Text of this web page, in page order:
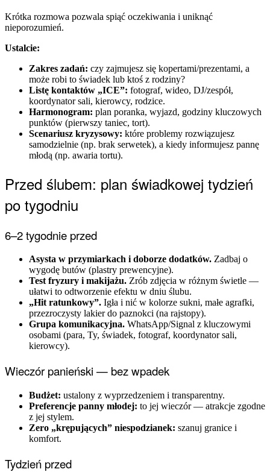
Krótka rozmowa pozwala spiąć oczekiwania i uniknąć
nieporozumień.
Ustalcie:
Zakres zadań: czy zajmujesz się kopertami/prezentami, a
może robi to świadek lub ktoś z rodziny?
Listę kontaktów „ICE”: fotograf, wideo, DJ/zespół,
koordynator sali, kierowcy, rodzice.
Harmonogram: plan poranka, wyjazd, godziny kluczowych
punktów (pierwszy taniec, tort).
Scenariusz kryzysowy: które problemy rozwiązujesz
samodzielnie (np. brak serwetek), a kiedy informujesz pannę
młodą (np. awaria tortu).
Przed ślubem: plan świadkowej tydzień
po tygodniu
6–2 tygodnie przed
Asysta w przymiarkach i doborze dodatków. Zadbaj o
wygodę butów (plastry prewencyjne).
Test fryzury i makijażu. Zrób zdjęcia w różnym świetle —
ułatwi to odtworzenie efektu w dniu ślubu.
„Hit ratunkowy”. Igła i nić w kolorze sukni, małe agrafki,
przezroczysty lakier do paznokci (na rajstopy).
Grupa komunikacyjna. WhatsApp/Signal z kluczowymi
osobami (para, Ty, świadek, fotograf, koordynator sali,
kierowcy).
Wieczór panieński — bez wpadek
Budżet: ustalony z wyprzedzeniem i transparentny.
Preferencje panny młodej: to jej wieczór — atrakcje zgodne
z jej stylem.
Zero „krępujących” niespodzianek: szanuj granice i
komfort.
Tydzień przed